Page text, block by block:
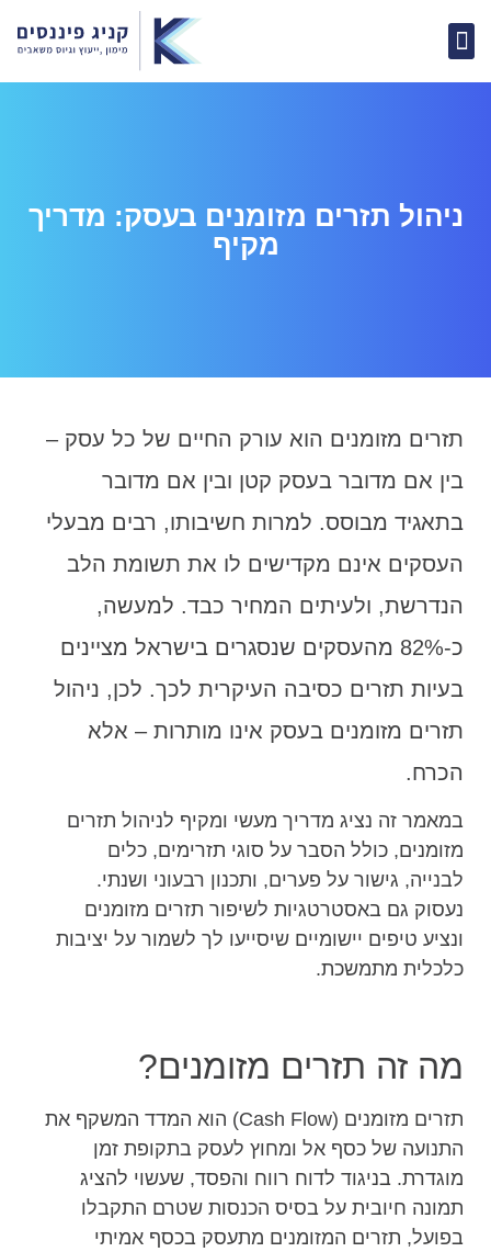
ניהול תזרים מזומנים בעסק: מדריך
מקיף
תזרים מזומנים הוא עורק החיים של כל עסק –
בין אם מדובר בעסק קטן ובין אם מדובר
בתאגיד מבוסס. למרות חשיבותו, רבים מבעלי
העסקים אינם מקדישים לו את תשומת הלב
הנדרשת, ולעיתים המחיר כבד. למעשה,
כ-82% מהעסקים שנסגרים בישראל מציינים
בעיות תזרים כסיבה העיקרית לכך. לכן, ניהול
תזרים מזומנים בעסק אינו מותרות – אלא
הכרח.
במאמר זה נציג מדריך מעשי ומקיף לניהול תזרים
מזומנים, כולל הסבר על סוגי תזרימים, כלים
לבנייה, גישור על פערים, ותכנון רבעוני ושנתי.
נעסוק גם באסטרטגיות לשיפור תזרים מזומנים
ונציע טיפים יישומיים שיסייעו לך לשמור על יציבות
כלכלית מתמשכת.
מה זה תזרים מזומנים?
תזרים מזומנים (Cash Flow) הוא המדד המשקף את
התנועה של כסף אל ומחוץ לעסק בתקופת זמן
מוגדרת. בניגוד לדוח רווח והפסד, שעשוי להציג
תמונה חיובית על בסיס הכנסות שטרם התקבלו
בפועל, תזרים המזומנים מתעסק בכסף אמיתי